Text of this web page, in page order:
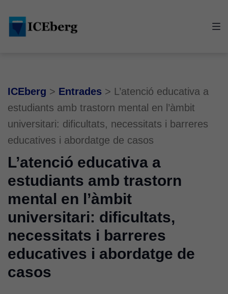
main
content
footer
ICEberg > Entrades > L’atenció educativa a
estudiants amb trastorn mental en l’àmbit
universitari: dificultats, necessitats i barreres
educatives i abordatge de casos
L’atenció educativa a
estudiants amb trastorn
mental en l’àmbit
universitari: dificultats,
necessitats i barreres
educatives i abordatge de
casos